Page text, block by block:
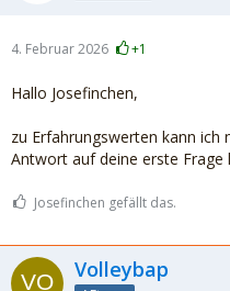
4. Februar 2026 +1
Hallo Josefinchen,
zu Erfahrungswerten kann ich
Antwort auf deine erste Frage
Josefinchen gefällt das.
Volleybap